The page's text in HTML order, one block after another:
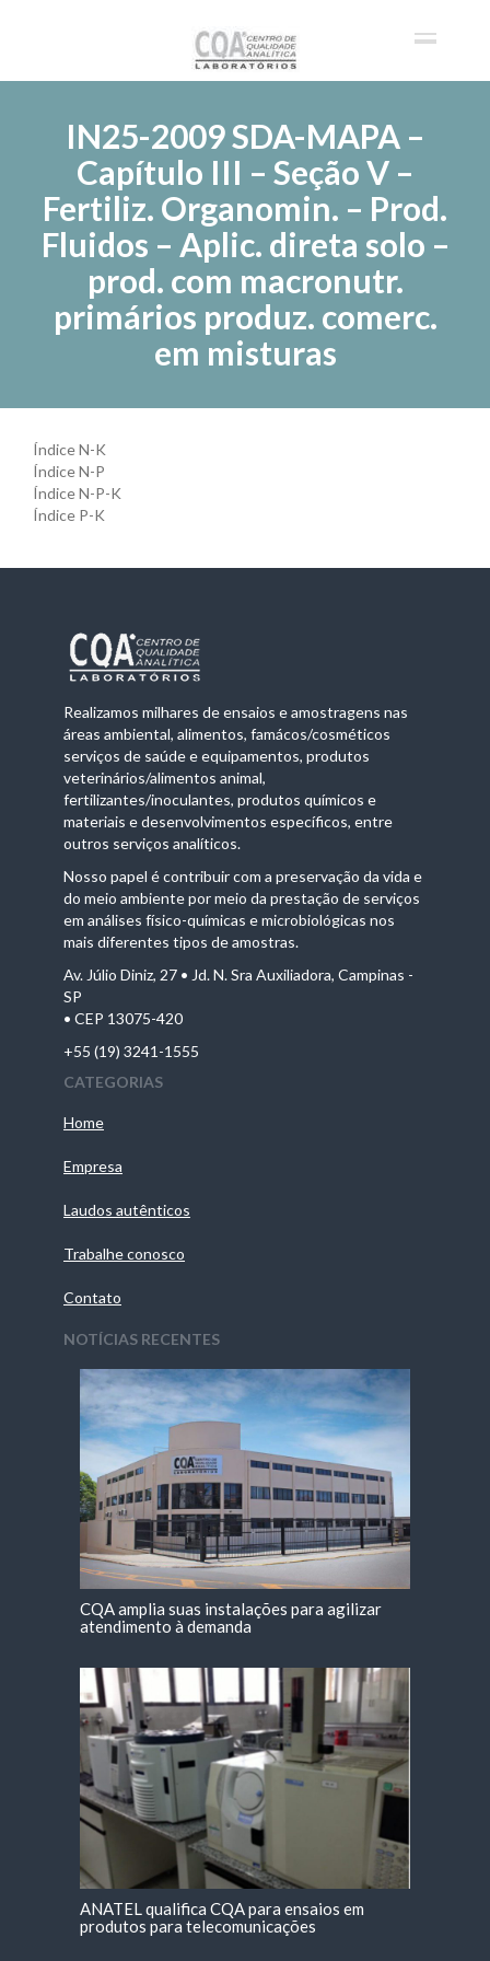
IN25-2009 SDA-MAPA –
Capítulo III – Seção V –
Fertiliz. Organomin. – Prod.
Fluidos – Aplic. direta solo –
prod. com macronutr.
primários produz. comerc.
em misturas
Índice N-K
Índice N-P
Índice N-P-K
Índice P-K
Realizamos milhares de ensaios e amostragens nas
áreas ambiental, alimentos, famácos/cosméticos
serviços de saúde e equipamentos, produtos
veterinários/alimentos animal,
fertilizantes/inoculantes, produtos químicos e
materiais e desenvolvimentos específicos, entre
outros serviços analíticos.
Nosso papel é contribuir com a preservação da vida e
do meio ambiente por meio da prestação de serviços
em análises físico-químicas e microbiológicas nos
mais diferentes tipos de amostras.
Av. Júlio Diniz, 27 • Jd. N. Sra Auxiliadora, Campinas -
SP
• CEP 13075-420
+55 (19) 3241-1555
CATEGORIAS
Home
Empresa
Laudos autênticos
Trabalhe conosco
Contato
NOTÍCIAS RECENTES
CQA amplia suas instalações para agilizar
atendimento à demanda
ANATEL qualifica CQA para ensaios em
produtos para telecomunicações